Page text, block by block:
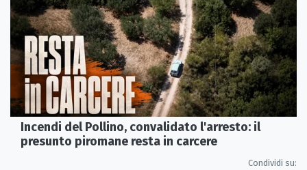
Incendi del Pollino, convalidato l'arresto: il
presunto piromane resta in carcere
Condividi su: